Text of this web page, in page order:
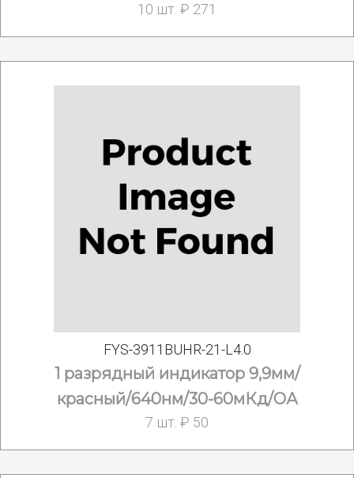
10 шт. ₽ 271
FYS-3911BUHR-21-L4.0
1 разрядный индикатор 9,9мм/
красный/640нм/30-60мКд/ОА
7 шт. ₽ 50